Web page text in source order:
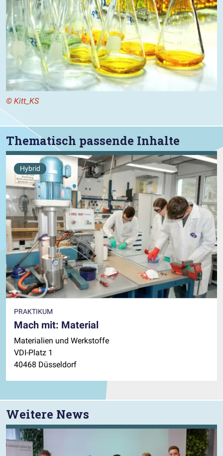
© Kitt_KS
Thematisch passende Inhalte
Hybrid
PRAKTIKUM
Mach mit: Material
Materialien und Werkstoffe
VDI-Platz 1
40468 Düsseldorf
Weitere News